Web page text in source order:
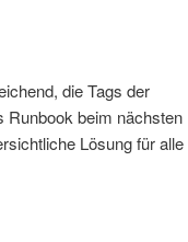
die Tags der
Runbook beim nächsten
Lösung für alle